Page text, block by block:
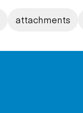
attachments